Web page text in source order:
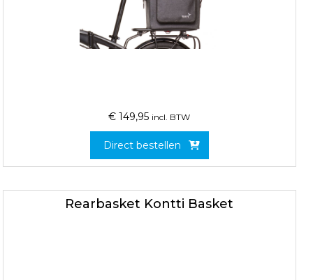
€ 149,95 incl. BTW
Direct bestellen
Rearbasket Kontti Basket